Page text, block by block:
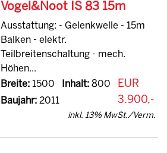
Vogel&Noot IS 83 15m
Ausstattung: - Gelenkwelle - 15m
Balken - elektr.
Teilbreitenschaltung - mech.
Höhen...
Breite:1500 Inhalt:800
Baujahr:2011
EUR
3.900,-
inkl. 13% MwSt./Verm.